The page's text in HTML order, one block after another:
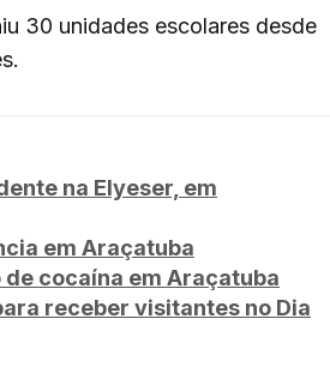
30 unidades escolares desde
na Elyeser, em
em Araçatuba
cocaína em Araçatuba
receber visitantes no Dia